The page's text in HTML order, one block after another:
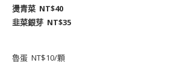
燙青菜 NT$40
韭菜銀芽 NT$35
魯蛋 NT$10/顆